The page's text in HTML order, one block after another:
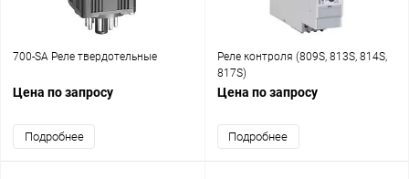
700-SA Реле твердотельные
Цена по запросу
Подробнее
Реле контроля (809S, 813S, 814S,
817S)
Цена по запросу
Подробнее